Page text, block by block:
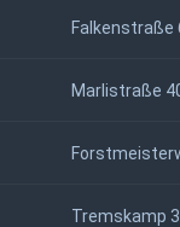
Falkenstraße
Marlistraße
Tremskamp